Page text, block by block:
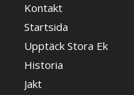
Kontakt
Startsida
Upptäck Stora Ek
Historia
Jakt